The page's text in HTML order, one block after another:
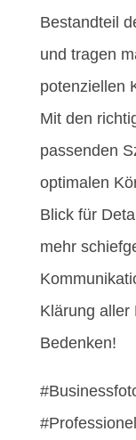
Bestandteil
und tragen
potenziellen
Mit den
passenden
optimalen
Blick für
mehr
Klärung aller
Bedenken!